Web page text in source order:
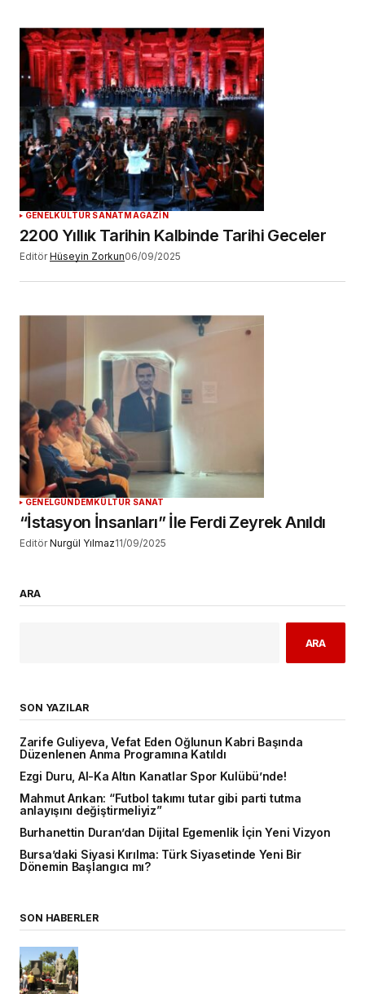
GENELKÜLTÜR SANAT MAGAZİN
2200 Yıllık Tarihin Kalbinde Tarihi Geceler
Editör Hüseyin Zorkun06/09/2025
GENELGÜNDEM KÜLTÜR SANAT
“İstasyon İnsanları” İle Ferdi Zeyrek Anıldı
Editör Nurgül Yılmaz11/09/2025
ARA
ARA
SON YAZILAR
Zarife Guliyeva, Vefat Eden Oğlunun Kabri Başında
Düzenlenen Anma Programına Katıldı
Ezgi Duru, Al-Ka Altın Kanatlar Spor Kulübü’nde!
Mahmut Arıkan: “Futbol takımı tutar gibi parti tutma
anlayışını değiştirmeliyiz”
Burhanettin Duran’dan Dijital Egemenlik İçin Yeni Vizyon
Bursa’daki Siyasi Kırılma: Türk Siyasetinde Yeni Bir
Dönemin Başlangıcı mı?
SON HABERLER